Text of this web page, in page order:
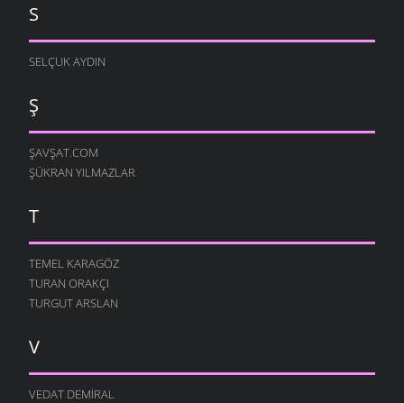
S
SELÇUK AYDIN
Ş
ŞAVŞAT.COM
ŞÜKRAN YILMAZLAR
T
TEMEL KARAGÖZ
TURAN ORAKÇI
TURGUT ARSLAN
V
VEDAT DEMIRAL